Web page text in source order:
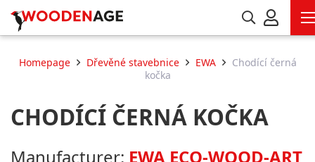
Homepage Dřevěné stavebnice EWA
Chodící černá
kočka
CHODÍCÍ ČERNÁ KOČKA
Manufacturer: EWA ECO-WOOD-ART